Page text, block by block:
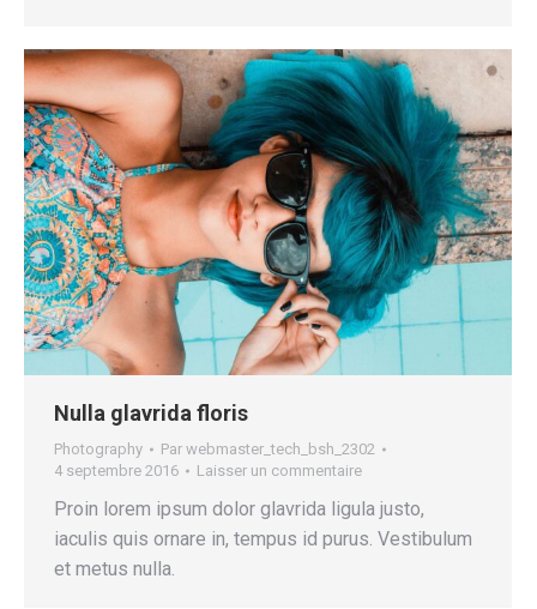
Nulla glavrida floris
Photography Par webmaster_tech_bsh_2302
4 septembre 2016
Laisser un commentaire
Proin lorem ipsum dolor glavrida ligula justo,
iaculis quis ornare in, tempus id purus. Vestibulum
et metus nulla.